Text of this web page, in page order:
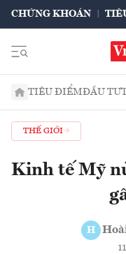
CHỨNG KHOÁN
TIÊU ĐIỂMĐẦU TƯ
THẾ GIỚI
Kinh tế Mỹ
H